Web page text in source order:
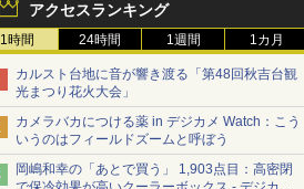
アクセスランキング
1時間 24時間 1週間 1カ月
カルスト台地に音が響き渡る「第48回秋吉台観
光まつり花火大会」
カメラバカにつける薬 in デジカメ Watch：こう
いうのはフィールドズームと呼ぼう
岡嶋和幸の「あとで買う」 1,903点目：高密閉